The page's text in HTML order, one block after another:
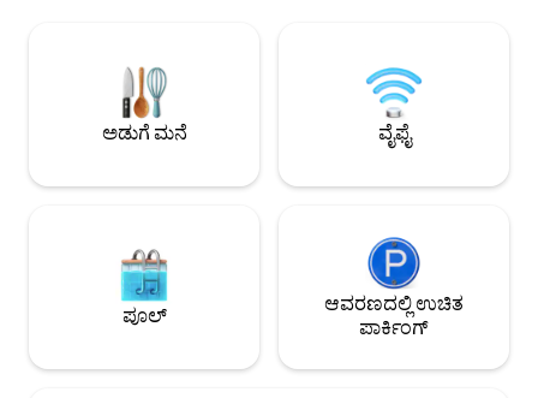
ಟೆರೇಸ್‌ನಲ್ಲಿ ಬಾರ್ಬೆಕ್ಯೂ ಮತ್ತು ಆಸನ ಪ್ರದೇಶ.
ಮನೆಯ ಮುಂದೆ ಪಾರ್ಕಿಂಗ್. ಕೇಂದ್ರವು ರೈಲಿನಲ್ಲಿ 30
ನಿಮಿಷಗಳು, ಇದು ಮನೆಯಿಂದ 8 ನಿಮಿಷಗಳು ಅಥವಾ
ಕಾರಿನಲ್ಲಿ 30 ನಿಮಿಷಗಳು
ಆನಂದಿಸಿ. ವಿಮಾನ
ನಿಮಿಷಗಳ ದೂರದಲ್ಲಿ
ವಾಸ್ತವ್ಯವನ್ನು
ಗುಂಪುಗಳಿಗೆ
ಅಡುಗೆ ಮನೆ ವೈಫೈ
ಪೂಲ್
ಆವರಣದಲ್ಲಿ ಉಚಿತ
ಪಾರ್ಕಿಂಗ್